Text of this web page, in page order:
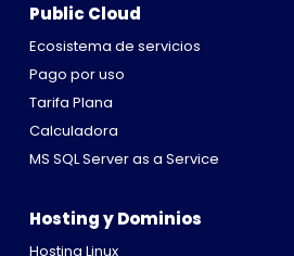
Public Cloud
Ecosistema de servicios
Pago por uso
Tarifa Plana
Calculadora
MS SQL Server as a Service
Hosting y Dominios
Hosting Linux